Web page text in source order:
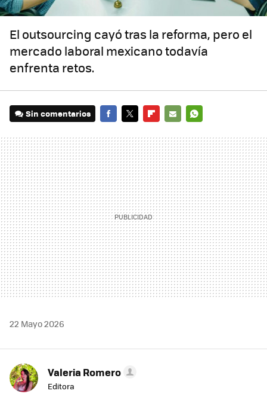
El outsourcing cayó tras la reforma, pero el
mercado laboral mexicano todavía
enfrenta retos.
Sin comentarios
MAIL
22 Mayo 2026
Valeria Romero
Editora